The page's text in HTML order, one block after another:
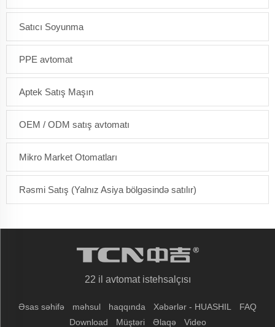
Satıcı Soyunma
PPE avtomat
Aptek Satış Maşın
OEM / ODM satış avtomatı
Mikro Market Otomatları
Rəsmi Satış (Yalnız Asiya bölgəsində satılır)
22 il avtomat istehsalçısı
Əsas səhifə məhsul haqqında Xəbərlər - HUASHIL
FAQ
Download
Müştəri Əlaqə Video